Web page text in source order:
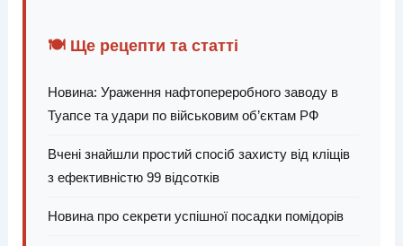
🍽️ Ще рецепти та статті
Новина: Ураження нафтопереробного заводу в
Туапсе та удари по військовим об’єктам РФ
Вчені знайшли простий спосіб захисту від кліщів
з ефективністю 99 відсотків
Новина про секрети успішної посадки помідорів